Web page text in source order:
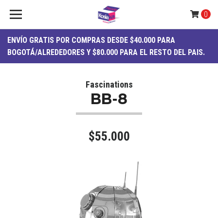
ENVÍO GRATIS POR COMPRAS DESDE $40.000 PARA
BOGOTÁ/ALREDEDORES Y $80.000 PARA EL RESTO DEL PAIS.
0
Fascinations
BB-8
$55.000